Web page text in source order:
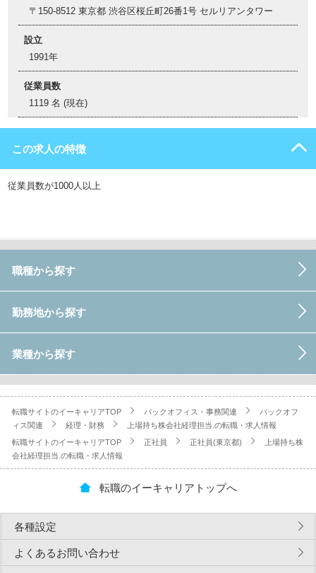
〒150-8512 東京都 渋谷区桜丘町26番1号 セルリアンタワー
設立
1991年
従業員数
1119 名 (現在)
この求人の特徴
従業員数が1000人以上
職種から探す
勤務地から探す
業種から探す
転職サイトのイーキャリアTOP バックオフィス・事務関連
バックオフ
ィス関連
経理・財務 上場持ち株会社経理担当.の転職・求人情報
転職サイトのイーキャリアTOP 正社員 正社員(東京都)
上場持ち株
会社経理担当.の転職・求人情報
転職のイーキャリアトップへ
各種設定
よくあるお問い合わせ